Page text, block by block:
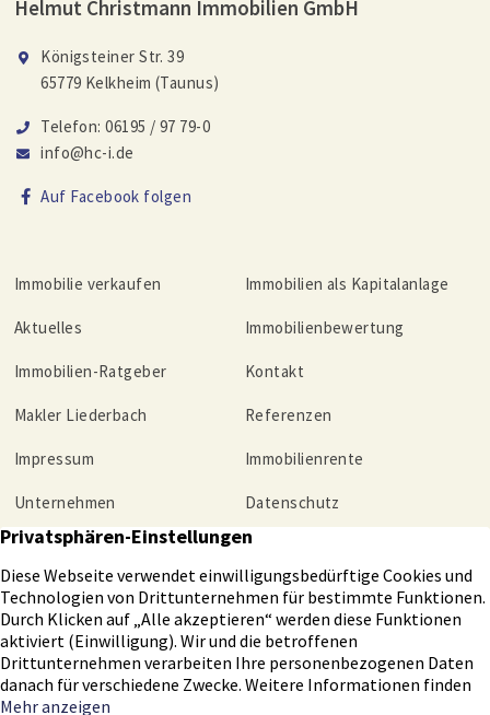
Helmut Christmann Immobilien GmbH
Königsteiner Str. 39
65779 Kelkheim (Taunus)
Telefon: 06195 / 97 79-0
info@hc-i.de
Auf Facebook folgen
Immobilie verkaufen Immobilien als Kapitalanlage
Aktuelles Immobilienbewertung
Immobilien-Ratgeber Kontakt
Makler Liederbach Referenzen
Impressum Immobilienrente
Unternehmen Datenschutz
Tippgeber